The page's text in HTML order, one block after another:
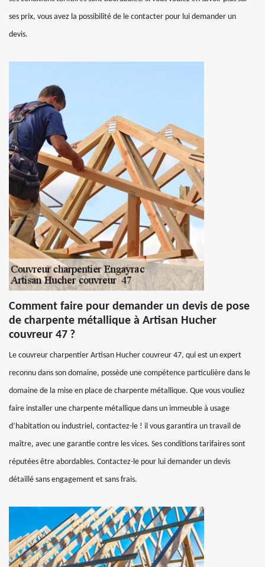
ses prix, vous avez la possibilité de le contacter pour lui demander un
devis.
Comment faire pour demander un devis de pose
de charpente métallique à Artisan Hucher
couvreur 47 ?
Le couvreur charpentier Artisan Hucher couvreur 47, qui est un expert
reconnu dans son domaine, possède une compétence particulière dans le
domaine de la mise en place de charpente métallique. Que vous vouliez
faire installer une charpente métallique dans un immeuble à usage
d’habitation ou industriel, contactez-le ! il vous garantira un travail de
maître, avec une garantie contre les vices. Ses conditions tarifaires sont
réputées être abordables. Contactez-le pour lui demander un devis
détaillé sans engagement et sans frais.